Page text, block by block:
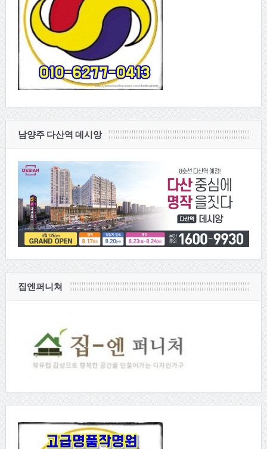
남양주 다산역 데시앙
집엔퍼니쳐